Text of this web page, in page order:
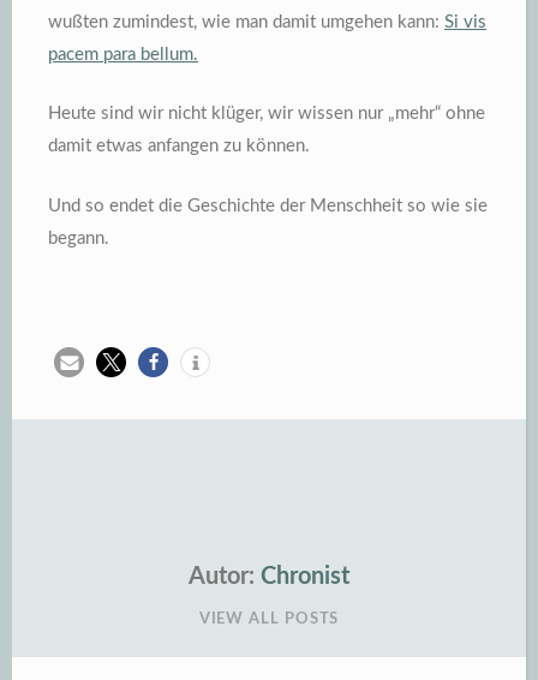
wußten zumindest, wie man damit umgehen kann: Si vis
pacem para bellum.
Heute sind wir nicht klüger, wir wissen nur „mehr“ ohne
damit etwas anfangen zu können.
Und so endet die Geschichte der Menschheit so wie sie
begann.
Autor: Chronist
VIEW ALL POSTS